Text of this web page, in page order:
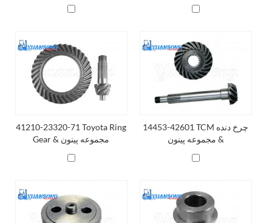
41210-23320-71 Toyota Ring
Gear & مجموعه پینون
14453-42601 TCM چرخ دنده
& مجموعه پینون